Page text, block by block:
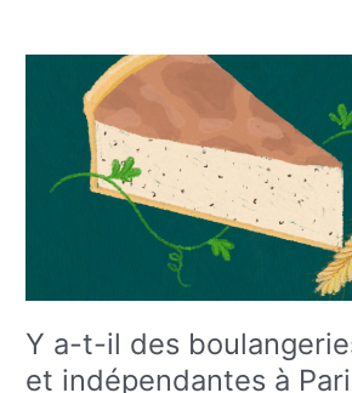
Y a-t-il des
et indépendantes à
boulangeries
à
Paris
?